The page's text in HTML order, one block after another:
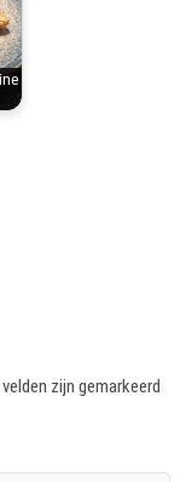
zijn gemarkeerd